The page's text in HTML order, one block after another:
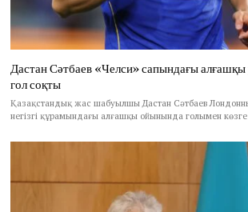
Дастан Сәтбаев «Челси» сапындағы
гол соқты
Қазақстандық жас шабуылшы Дастан Сәтбаев
негізгі құрамындағы алғашқы ойынында голымен көзге